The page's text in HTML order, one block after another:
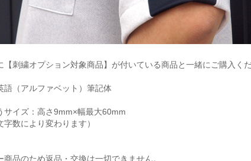
【刺繍オプション対象商品】が付いている商品と一緒にご購入く
語（アルファベット）筆記体
サイズ：高さ9mm×幅最大60mm
字数により変わります）
商品のため返品・交換は一切できません。